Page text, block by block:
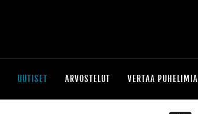
UUTISET ARVOSTELUT VERTAA PUHELIMIA